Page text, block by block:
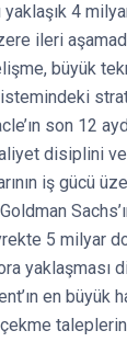
yaklaşık 4
ileri
büyük
son 12
disiplini
iş gücü
5 milyar
yaklaşması
en büyük